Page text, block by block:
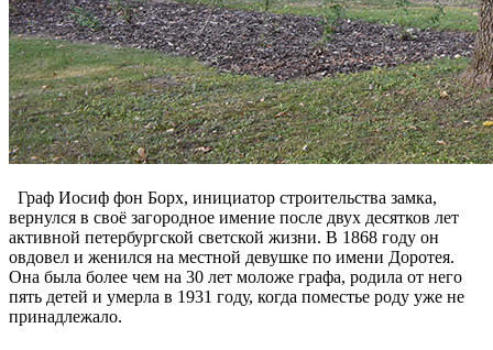
Граф Иосиф фон Борх, инициатор строительства замка,
вернулся в своё загородное имение после двух десятков лет
активной петербургской светской жизни. В 1868 году он
овдовел и женился на местной девушке по имени Доротея.
Она была более чем на 30 лет моложе графа, родила от него
пять детей и умерла в 1931 году, когда поместье роду уже не
принадлежало.